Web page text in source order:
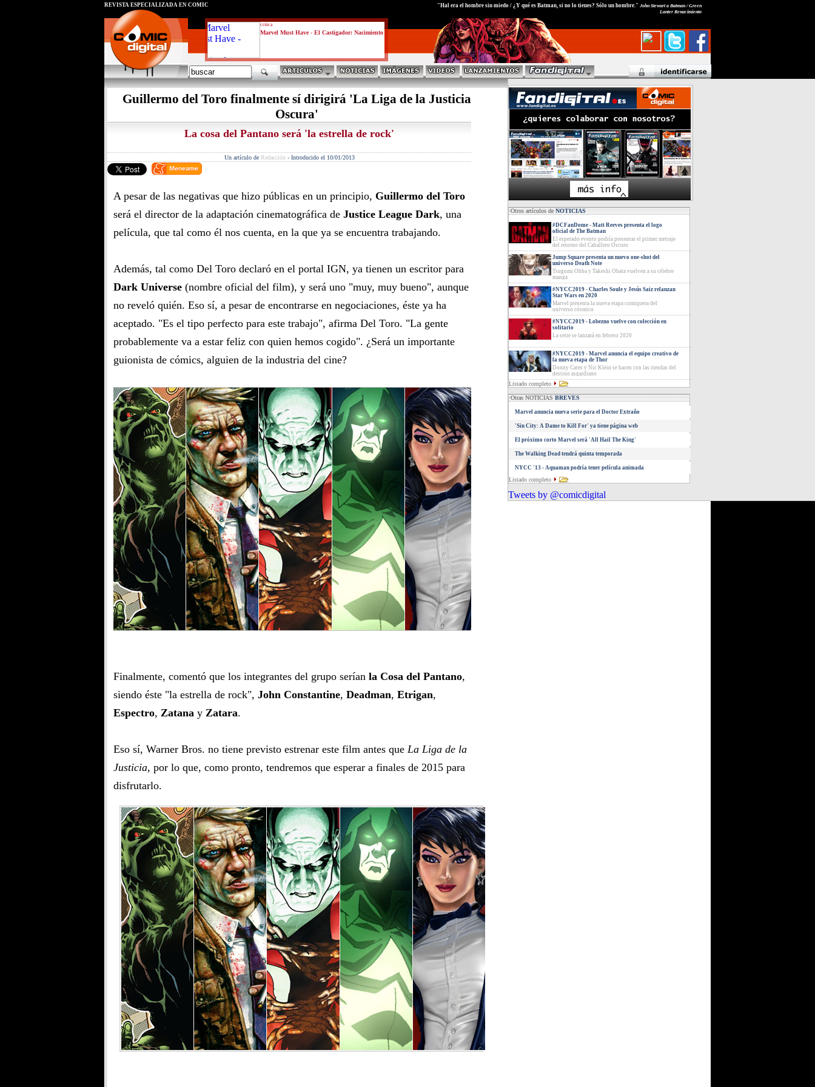
critica
Marvel Must Have - El Castigador: Nacimiento
REVISTA ESPECIALIZADA EN CÓMIC "Hal era el hombre sin miedo / ¿Y qué es Batman, si no lo tienes? Sólo un hombre." John Stewart a Batman / Green
Lanter Renacimiento
Guillermo del Toro finalmente sí dirigirá 'La Liga de la Justicia
Oscura'
La cosa del Pantano será 'la estrella de rock'
Un artículo de Redacción - Introducido el 10/01/2013
A pesar de las negativas que hizo públicas en un principio, Guillermo del Toro
será el director de la adaptación cinematográfica de Justice League Dark, una
película, que tal como él nos cuenta, en la que ya se encuentra trabajando.
Además, tal como Del Toro declaró en el portal IGN, ya tienen un escritor para
Dark Universe (nombre oficial del film), y será uno "muy, muy bueno", aunque
no reveló quién. Eso sí, a pesar de encontrarse en negociaciones, éste ya ha
aceptado. "Es el tipo perfecto para este trabajo", afirma Del Toro. "La gente
probablemente va a estar feliz con quien hemos cogido". ¿Será un importante
guionista de cómics, alguien de la industria del cine?
Finalmente, comentó que los integrantes del grupo serían la Cosa del Pantano,
siendo éste "la estrella de rock", John Constantine, Deadman, Etrigan,
Espectro, Zatana y Zatara.
Eso sí, Warner Bros. no tiene previsto estrenar este film antes que La Liga de la
Justicia, por lo que, como pronto, tendremos que esperar a finales de 2015 para
disfrutarlo.
·Otros artículos deNOTICIAS
#DCFanDome - Matt Reeves presenta el logo
oficial de The Batman
El esperado evento podría presentar el primer metraje
del retorno del Caballero Oscuro
Jump Square presenta un nuevo one-shot del
universo Death Note
Tsugumi Ohba y Takeshi Obata vuelven a su célebre
manga
#NYCC2019 - Charles Soule y Jesús Saiz relanzan
Star Wars en 2020
Marvel presenta la nueva etapa comiquera del
universo cósmico
#NYCC2019 - Lobezno vuelve con colección en
solitario
La serie se lanzará en febrero 2020
#NYCC2019 - Marvel anuncia el equipo creativo de
la nueva etapa de Thor
Donny Cates y Nic Klein se hacen con las riendas del
destino asgardiano
Listado completo
·Otras NOTICIAS BREVES
Marvel anuncia nueva serie para el Doctor Extraño
'Sin City: A Dame to Kill For' ya tiene página web
El próximo corto Marvel será 'All Hail The King'
The Walking Dead tendrá quinta temporada
NYCC '13 - Aquaman podría tener película animada
Listado completo
Tweets by @comicdigital